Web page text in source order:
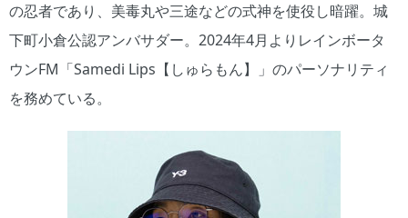
の忍者であり、美毒丸や三途などの式神を使役し暗躍。城
下町小倉公認アンバサダー。2024年4月よりレインボータ
ウンFM「Samedi Lips【しゅらもん】」のパーソナリティ
を務めている。